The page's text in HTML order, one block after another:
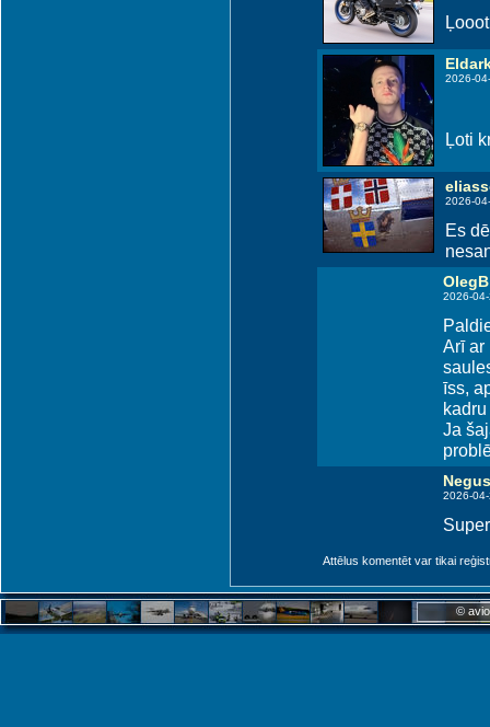
2026-
Ļoti
2026-
Es
OlegB
2026-
Arī ar
īss,
Ja
Negus
2026-
Attēlus komentēt var tikai
©